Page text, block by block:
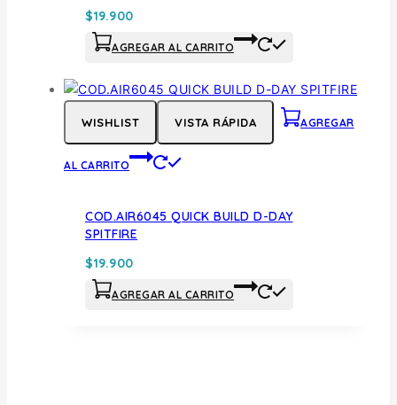
$19.900
AGREGAR AL CARRITO
WISHLIST VISTA RÁPIDA AGREGAR
AL CARRITO
COD.AIR6045 QUICK BUILD D-DAY
SPITFIRE
$19.900
AGREGAR AL CARRITO